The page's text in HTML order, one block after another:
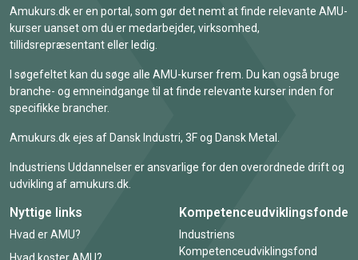
Amukurs.dk er en portal, som gør det nemt at finde relevante AMU-
kurser uanset om du er medarbejder, virksomhed,
tillidsrepræsentant eller ledig.
I søgefeltet kan du søge alle AMU-kurser frem. Du kan også bruge
branche- og emneindgange til at finde relevante kurser inden for
specifikke brancher.
Amukurs.dk ejes af Dansk Industri, 3F og Dansk Metal.
Industriens Uddannelser er ansvarlige for den overordnede drift og
udvikling af amukurs.dk.
Nyttige links
Hvad er AMU?
Kompetenceudviklingsfonde
Industriens
Kompetenceudviklingsfond